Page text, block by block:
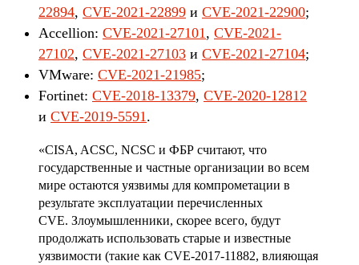
22894, CVE-2021-22899 и CVE-2021-22900;
Accellion: CVE-2021-27101 , CVE-2021-
27102, CVE-2021-27103 и CVE-2021-27104;
VMware: CVE-2021-21985;
Fortinet: CVE-2018-13379, CVE-2020-12812
и CVE-2019-5591 .
«CISA, ACSC, NCSC и ФБР считают, что
государственные и частные организации во всем
мире остаются уязвимы для компрометации в
результате эксплуатации перечисленных
CVE. Злоумышленники, скорее всего, будут
продолжать использовать старые и известные
уязвимости (такие как CVE-2017-11882, влияющая